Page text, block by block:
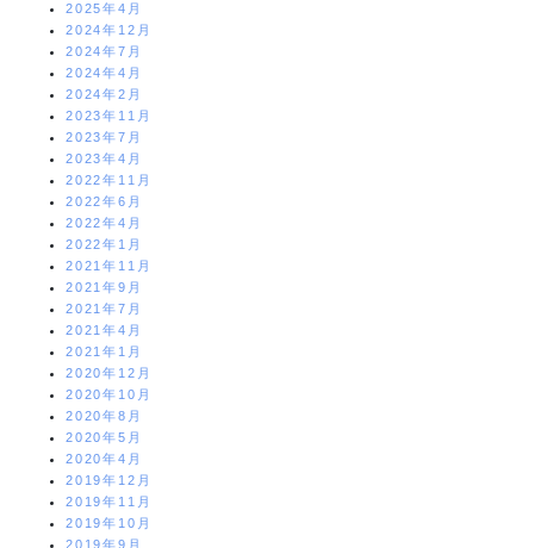
2025年4月
2024年12月
2024年7月
2024年4月
2024年2月
2023年11月
2023年7月
2023年4月
2022年11月
2022年6月
2022年4月
2022年1月
2021年11月
2021年9月
2021年7月
2021年4月
2021年1月
2020年12月
2020年10月
2020年8月
2020年5月
2020年4月
2019年12月
2019年11月
2019年10月
2019年9月